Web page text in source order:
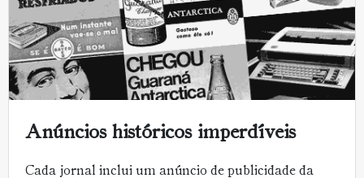
Anúncios históricos imperdíveis
Cada jornal inclui um anúncio de publicidade da